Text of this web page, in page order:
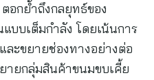
อกย้ำถึงกลยุทธ์ของ
บบเต็มกำลัง โดยเน้นการ
ละขยายช่องทางอย่างต่อ
ายกลุ่มสินค้าขนมขบเคี้ย